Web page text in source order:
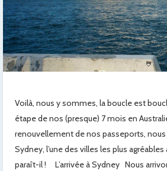
Voilà, nous y sommes, la boucle est
étape de nos (presque) 7 mois en
renouvellement de nos passeports, nous
Sydney, l’une des villes les plus
paraît-il ! L’arrivée à Sydney Nous